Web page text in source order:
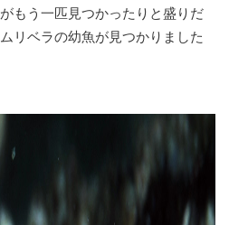
もう一匹見つかったりと盛りだ
リベラの幼魚が見つかりました